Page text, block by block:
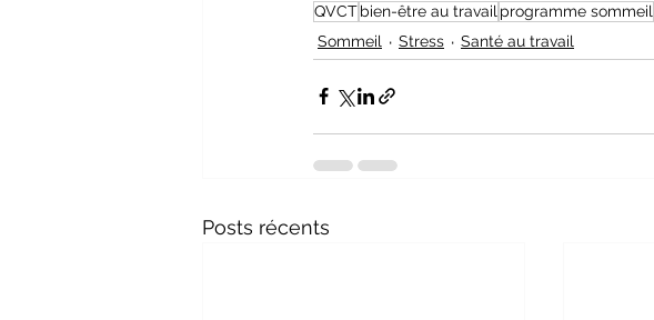
QVCTbien-être au travail programme sommeil
Sommeil
Stress Santé au travail
Posts récents